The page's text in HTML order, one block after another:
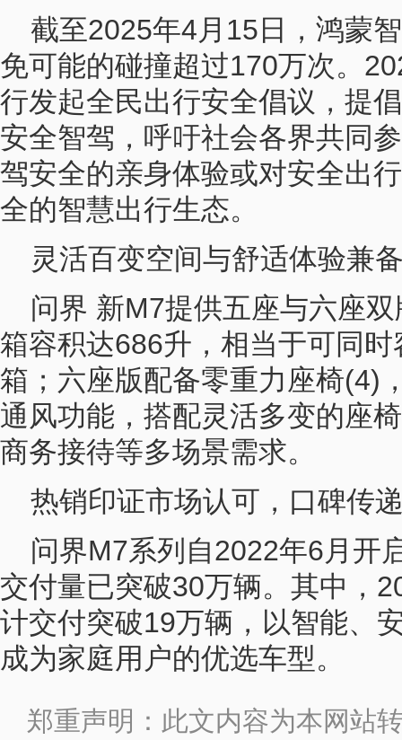
截至2025年4月15日，鸿蒙
免可能的碰撞超过170万次。
行发起全民出行安全倡议，提
安全智驾，呼吁社会各界共同
驾安全的亲身体验或对安全出
全的智慧出行生态。
灵活百变空间与舒适体验兼
问界 新M7提供五座与六座
箱容积达686升，相当于可同
箱；六座版配备零重力座椅(4)
通风功能，搭配灵活多变的座
商务接待等多场景需求。
热销印证市场认可，口碑传
问界M7系列自2022年6月开
交付量已突破30万辆。其中，
计交付突破19万辆，以智能、
成为家庭用户的优选车型。
郑重声明：此文内容为本网站